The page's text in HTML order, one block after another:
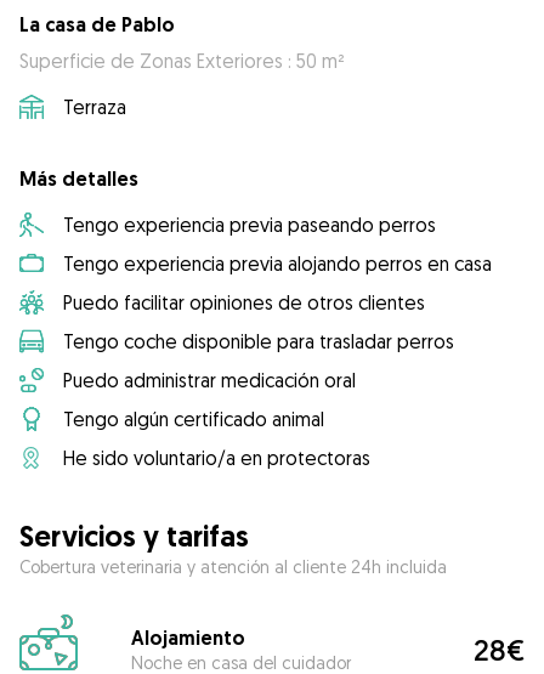
La casa de Pablo
Superficie de Zonas Exteriores : 50 m²
Terraza
Más detalles
Tengo experiencia previa paseando perros
Tengo experiencia previa alojando perros en casa
Puedo facilitar opiniones de otros clientes
Tengo coche disponible para trasladar perros
Puedo administrar medicación oral
Tengo algún certificado animal
He sido voluntario/a en protectoras
Servicios y tarifas
Cobertura veterinaria y atención al cliente 24h incluida
Alojamiento
Noche en casa del cuidador 28€